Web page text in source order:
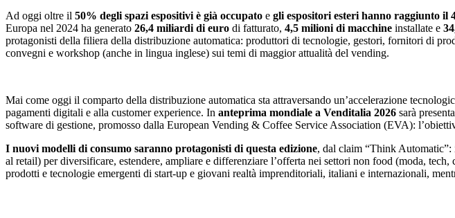
Ad oggi oltre il 50% degli spazi espositivi è già occupato e gli espositori esteri hanno raggiunto il
Europa nel 2024 ha generato 26,4 miliardi di euro di fatturato, 4,5 milioni di macchine installate e
protagonisti della filiera della distribuzione automatica: produttori di tecnologie, gestori, fornitori di
convegni e workshop (anche in lingua inglese) sui temi di maggior attualità del vending.
Mai come oggi il comparto della distribuzione automatica sta attraversando un’accelerazione
pagamenti digitali e alla customer experience. In anteprima mondiale a Venditalia 2026 sarà
software di gestione, promosso dalla European Vending & Coffee Service Association (EVA):
I nuovi modelli di consumo saranno protagonisti di questa edizione, dal claim “Think Automatic”:
al retail) per diversificare, estendere, ampliare e differenziare l’offerta nei settori non food (moda,
prodotti e tecnologie emergenti di start-up e giovani realtà imprenditoriali, italiani e internazionali,